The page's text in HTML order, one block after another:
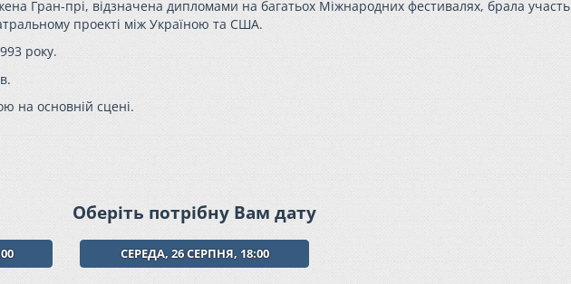
Гран-прі, відзначена дипломами на багатьох Міжнародних фестивалях, брала участь
проекті між Україною та США.
року.
на основній сцені.
Оберіть потрібну Вам дату
СЕРЕДА, 26 СЕРПНЯ, 18:00